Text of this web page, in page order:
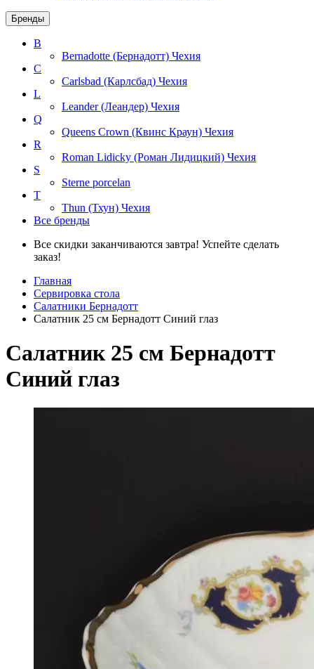
Бренды
B
Bernadotte (Бернадотт) Чехия
C
Carlsbad (Карлсбад) Чехия
L
Leander (Леандер) Чехия
Q
Queens Crown (Квинс Краун) Чехия
R
Roman Lidicky (Роман Лидицкий) Чехия
S
Sterne porcelan
T
Thun (Тхун) Чехия
Все бренды
Все скидки заканчиваются завтра! Успейте сделать
заказ!
Главная
Сервировка стола
Салатники Бернадотт
Салатник 25 см Бернадотт Синий глаз
Салатник 25 см Бернадотт
Синий глаз